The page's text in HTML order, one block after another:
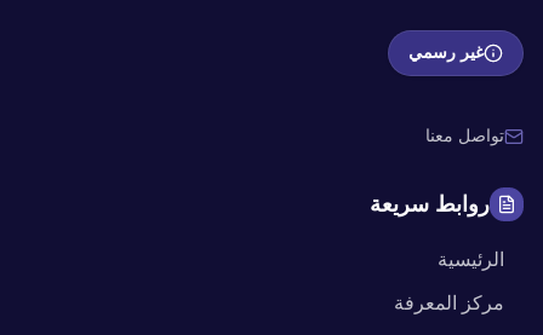
غير رسمي
تواصل معنا
روابط سريعة
الرئيسية
مركز المعرفة